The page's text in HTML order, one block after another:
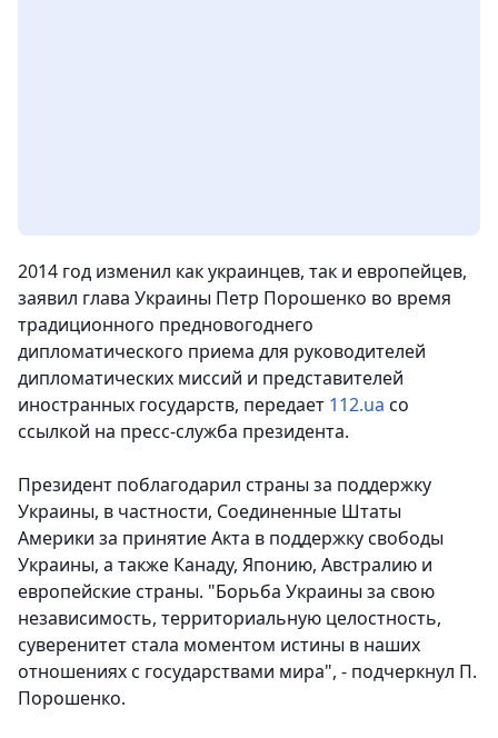
2014 год изменил как украинцев, так и европейцев,
заявил глава Украины Петр Порошенко во время
традиционного предновогоднего
дипломатического приема для руководителей
дипломатических миссий и представителей
иностранных государств, передает 112.ua со
ссылкой на пресс-служба президента.
Президент поблагодарил страны за поддержку
Украины, в частности, Соединенные Штаты
Америки за принятие Акта в поддержку свободы
Украины, а также Канаду, Японию, Австралию и
европейские страны. "Борьба Украины за свою
независимость, территориальную целостность,
суверенитет стала моментом истины в наших
отношениях с государствами мира", - подчеркнул П.
Порошенко.